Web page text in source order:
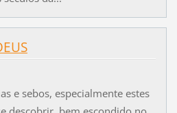
e sebos, especialmente estes